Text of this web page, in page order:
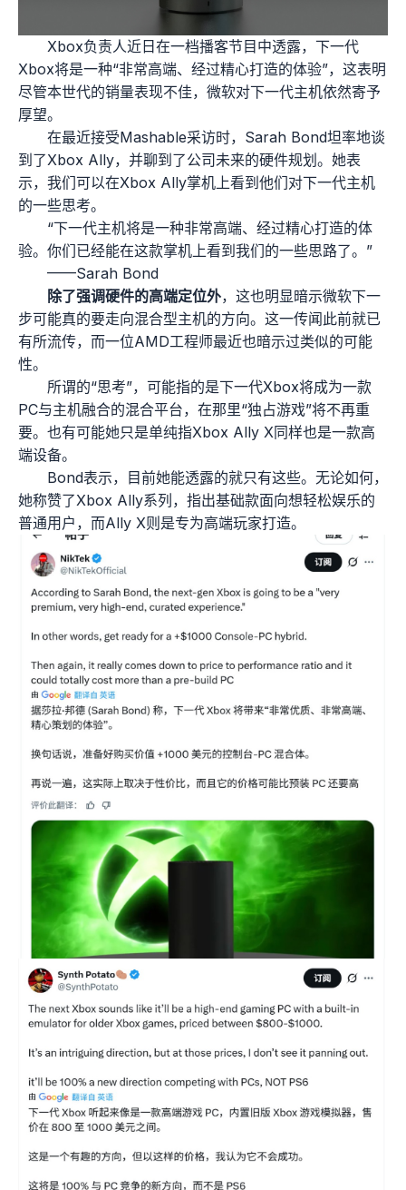
Xbox负责人近日在一档播客节目中透露，下一代
Xbox将是一种“非常高端、经过精心打造的体验”，这表明
尽管本世代的销量表现不佳，微软对下一代主机依然寄予
厚望。
在最近接受Mashable采访时，Sarah Bond坦率地谈
到了Xbox Ally，并聊到了公司未来的硬件规划。她表
示，我们可以在Xbox Ally掌机上看到他们对下一代主机
的一些思考。
“下一代主机将是一种非常高端、经过精心打造的体
验。你们已经能在这款掌机上看到我们的一些思路了。”
——Sarah Bond
除了强调硬件的高端定位外，这也明显暗示微软下一
步可能真的要走向混合型主机的方向。这一传闻此前就已
有所流传，而一位AMD工程师最近也暗示过类似的可能
性。
所谓的“思考”，可能指的是下一代Xbox将成为一款
PC与主机融合的混合平台，在那里“独占游戏”将不再重
要。也有可能她只是单纯指Xbox Ally X同样也是一款高
端设备。
Bond表示，目前她能透露的就只有这些。无论如何，
她称赞了Xbox Ally系列，指出基础款面向想轻松娱乐的
普通用户，而Ally X则是专为高端玩家打造。